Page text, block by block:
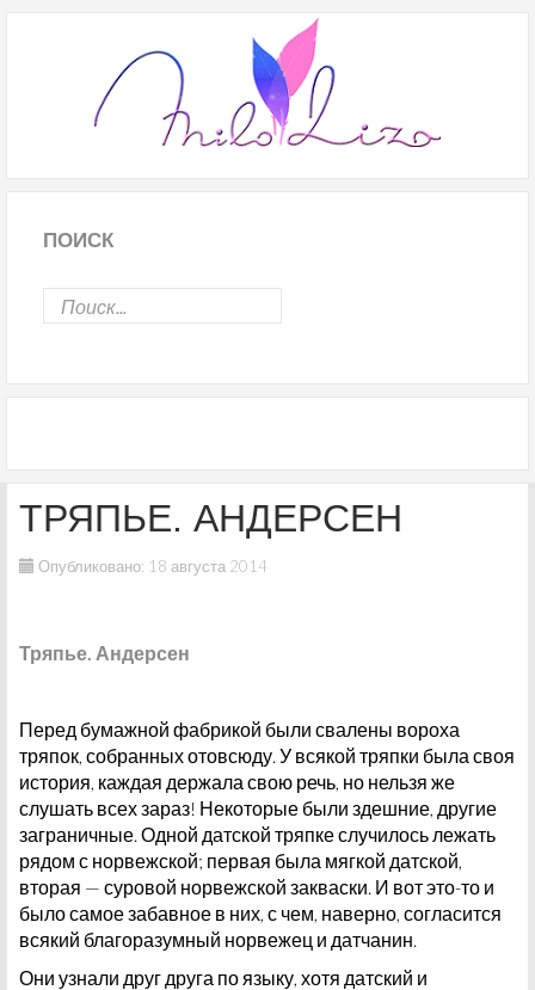
ПОИСК
ТРЯПЬЕ. АНДЕРСЕН
Опубликовано: 18 августа 2014
Тряпье. Андерсен
Перед бумажной фабрикой были свалены вороха
тряпок, собранных отовсюду. У всякой тряпки была своя
история, каждая держала свою речь, но нельзя же
слушать всех зараз! Некоторые были здешние, другие
заграничные. Одной датской тряпке случилось лежать
рядом с норвежской; первая была мягкой датской,
вторая — суровой норвежской закваски. И вот это-то и
было самое забавное в них, с чем, наверно, согласится
всякий благоразумный норвежец и датчанин.
Они узнали друг друга по языку, хотя датский и